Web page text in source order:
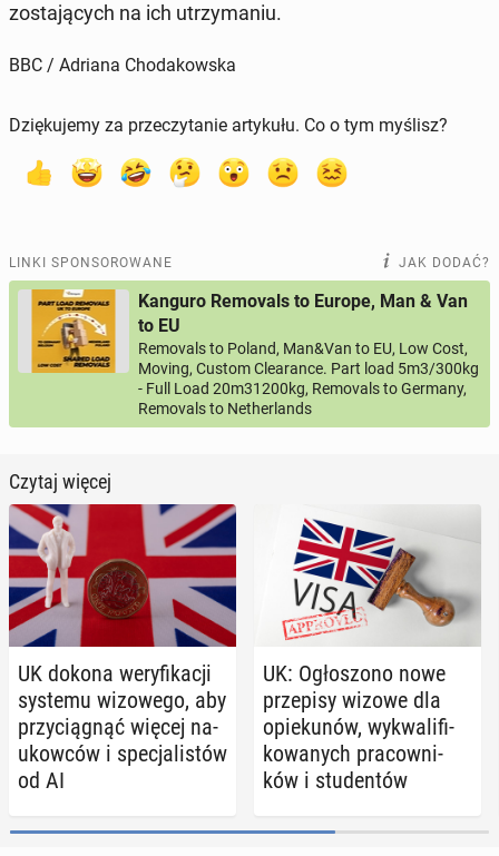
zo­sta­ją­cych na ich utrzy­ma­niu.
BBC / Adriana Chodakowska
Dziękujemy za przeczytanie artykułu. Co o tym myślisz?
LINKI SPONSOROWANE JAK DODAĆ?
Kanguro Removals to Europe, Man & Van
to EU
Removals to Poland, Man&Van to EU, Low Cost,
Moving, Custom Clearance. Part load 5m3/300kg
- Full Load 20m31200kg, Removals to Germany,
Removals to Netherlands
Czytaj więcej
UK dokona we­ry­fi­ka­cji
systemu wi­zo­we­go, aby
przy­cią­gnąć więcej na­
ukow­ców i spe­cja­li­stów
od AI
UK: Ogło­szo­no nowe
prze­pi­sy wizowe dla
opie­ku­nów, wy­kwa­li­fi­
ko­wa­nych pra­cow­ni­
ków i stu­den­tów